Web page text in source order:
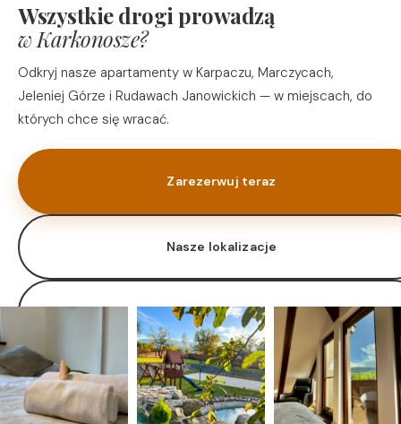
Wszystkie drogi prowadzą
w Karkonosze?
Odkryj nasze apartamenty w Karpaczu, Marczycach,
Jeleniej Górze i Rudawach Janowickich — w miejscach, do
których chce się wracać.
Zarezerwuj teraz
Nasze lokalizacje
Oferta zarządzania